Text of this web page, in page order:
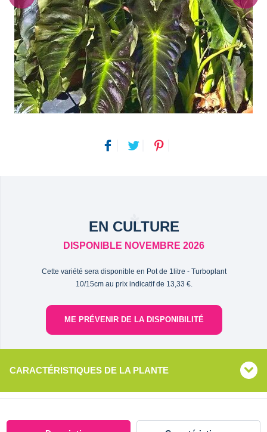
EN CULTURE
DISPONIBLE NOVEMBRE 2026
Cette variété sera disponible en Pot de 1litre - Turboplant
10/15cm au prix indicatif de 13,33 €.
ME PRÉVENIR DE LA DISPONIBILITÉ
CARACTÉRISTIQUES DE LA PLANTE